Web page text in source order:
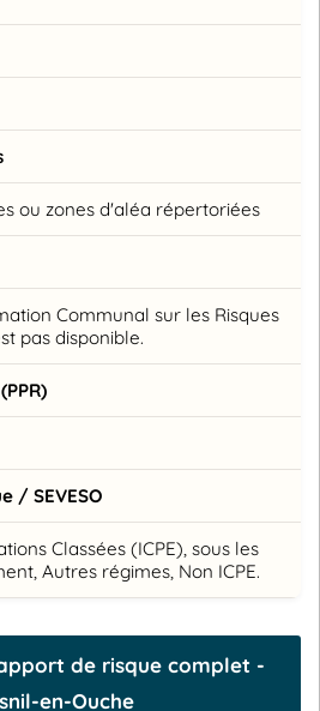
ou zones d'aléa répertoriées
Communal sur les Risques
pas disponible.
/ SEVESO
Classées (ICPE), sous les
Autres régimes, Non ICPE.
de risque complet -
en-Ouche